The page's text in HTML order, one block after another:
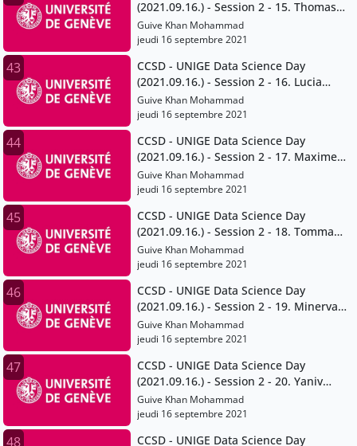
(2021.09.16.) - Session 2 - 15. Thomas
Maillart
Guive Khan Mohammad
jeudi 16 septembre 2021
43
CCSD - UNIGE Data Science Day
(2021.09.16.) - Session 2 - 16. Lucia
Gomez Teijeiro and Giuseppe Ugazio
Guive Khan Mohammad
jeudi 16 septembre 2021
44
CCSD - UNIGE Data Science Day
(2021.09.16.) - Session 2 - 17. Maxime
Stauffer
Guive Khan Mohammad
jeudi 16 septembre 2021
45
CCSD - UNIGE Data Science Day
(2021.09.16.) - Session 2 - 18. Tommaso
Venturini
Guive Khan Mohammad
jeudi 16 septembre 2021
46
CCSD - UNIGE Data Science Day
(2021.09.16.) - Session 2 - 19. Minerva
Rivas Velarde
Guive Khan Mohammad
jeudi 16 septembre 2021
47
CCSD - UNIGE Data Science Day
(2021.09.16.) - Session 2 - 20. Yaniv
Benhamou
Guive Khan Mohammad
jeudi 16 septembre 2021
48
CCSD - UNIGE Data Science Day